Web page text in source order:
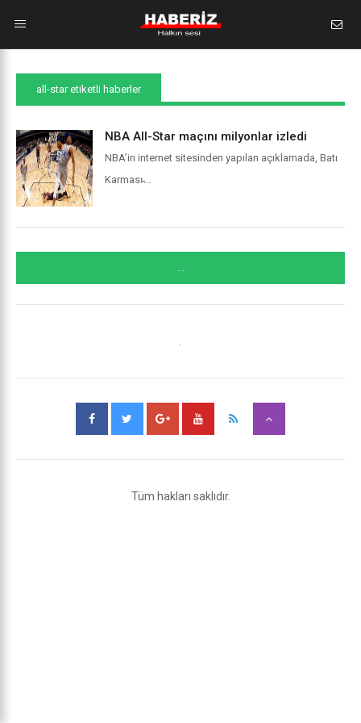
all-star etiketli haberler
NBA All-Star maçını milyonlar izledi
NBA’in internet sitesinden yapılan açıklamada, Batı
Karması̵...
...
Tüm hakları saklıdır.